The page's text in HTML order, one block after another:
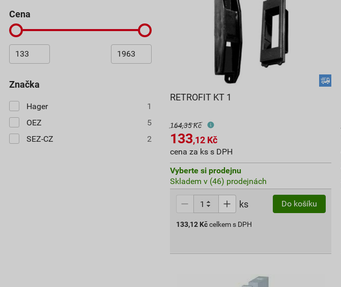
značka
Hager
1
OEZ
5
SEZ-CZ
2
cena
RETROFIT KT 1
164,35 Kč
133,12 Kč
cena za ks s DPH
Vyberte si prodejnu
Skladem v (46) prodejnách
ks Do košíku
133,12 Kč celkem s DPH